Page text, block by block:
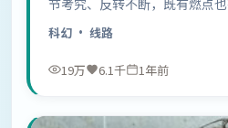
科幻 · 线路
19万 6.1千 1年前